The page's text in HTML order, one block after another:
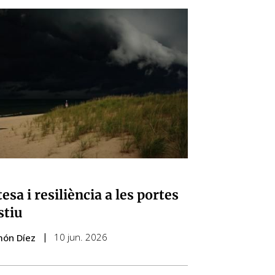
i resiliència a les portes
Díez 10 jun. 2026